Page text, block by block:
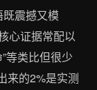
震撼又模
心证据常配以
等类比但很少
来的2%是实测